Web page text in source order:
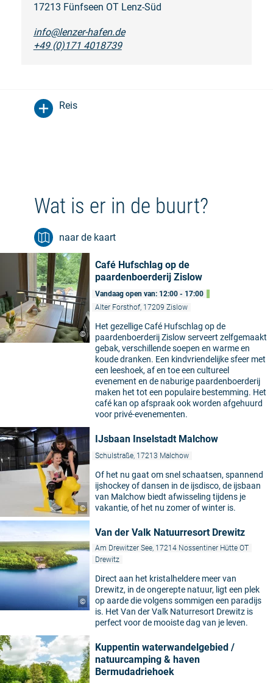
17213 Fünfseen OT Lenz-Süd
info@lenzer-hafen.de
+49 (0)171 4018739
Reis
Wat is er in de buurt?
naar de kaart
©
Café Hufschlag op de
paardenboerderij Zislow
Vandaag open van: 12:00 - 17:00
Alter Forsthof, 17209 Zislow
Het gezellige Café Hufschlag op de
paardenboerderij Zislow serveert zelfgemaakt
gebak, verschillende soepen en warme en
koude dranken. Een kindvriendelijke sfeer met
een leeshoek, af en toe een cultureel
evenement en de naburige paardenboerderij
maken het tot een populaire bestemming. Het
café kan op afspraak ook worden afgehuurd
voor privé-evenementen.
©
IJsbaan Inselstadt Malchow
Schulstraße, 17213 Malchow
Of het nu gaat om snel schaatsen, spannend
ijshockey of dansen in de ijsdisco, de ijsbaan
van Malchow biedt afwisseling tijdens je
vakantie, of het nu zomer of winter is.
©
Van der Valk Natuurresort Drewitz
Am Drewitzer See, 17214 Nossentiner Hütte OT
Drewitz
Direct aan het kristalheldere meer van
Drewitz, in de ongerepte natuur, ligt een plek
op aarde die volgens sommigen een paradijs
is. Het Van der Valk Naturresort Drewitz is
perfect voor de mooiste dag van je leven.
Kuppentin waterwandelgebied /
natuurcamping & haven
Bermudadriehoek